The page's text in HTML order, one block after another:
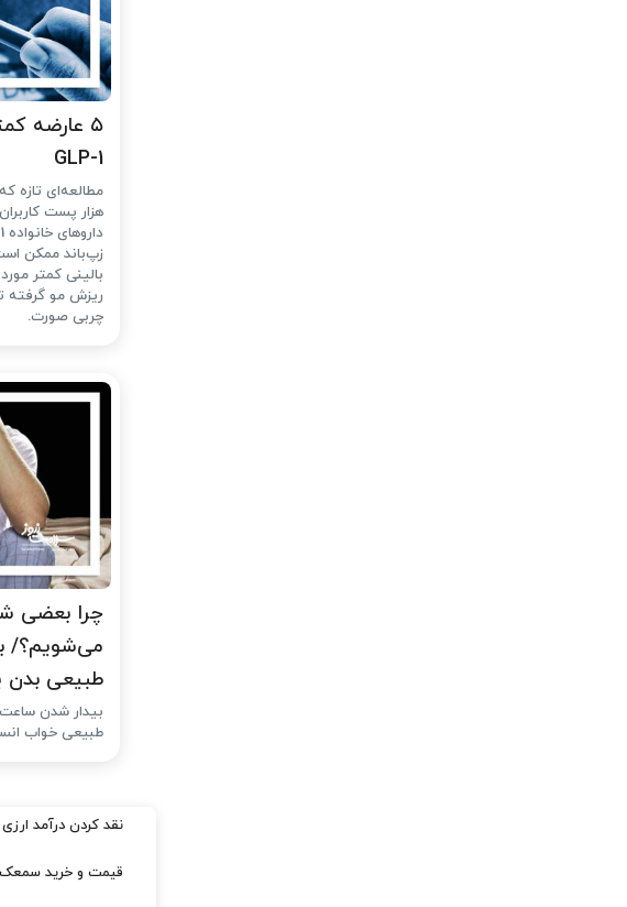
۵ عارضه
GLP-1
هزار پست
زپ‌باند ممکن
بالینی کمتر
ریزش مو
چربی صورت.
می‌شویم؟/
طبیعی بدن
طبیعی خواب
نقد کردن درآمد ارزی
قیمت و خرید سمعک